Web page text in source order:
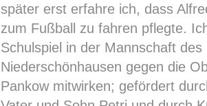
später erst erfahre ich, dass
zum Fußball zu fahren pflegte.
Schulspiel in der Mannschaft
Niederschönhausen gegen die
Pankow mitwirken; gefördert